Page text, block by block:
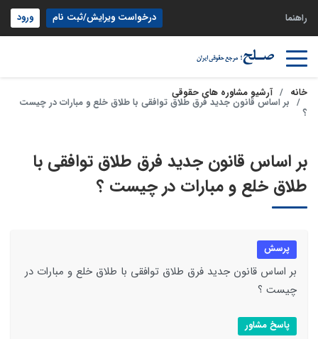
راهنما درخواست ویرایش/ثبت نام ورود
خانه آرشیو مشاوره های حقوقی
بر اساس قانون جدید فرق طلاق توافقی با طلاق خلع و مبارات در چیست
؟
بر اساس قانون جدید فرق طلاق توافقی با
طلاق خلع و مبارات در چیست ؟
پرسش
بر اساس قانون جدید فرق طلاق توافقی با طلاق خلع و مبارات در
چیست ؟
پاسخ مشاور